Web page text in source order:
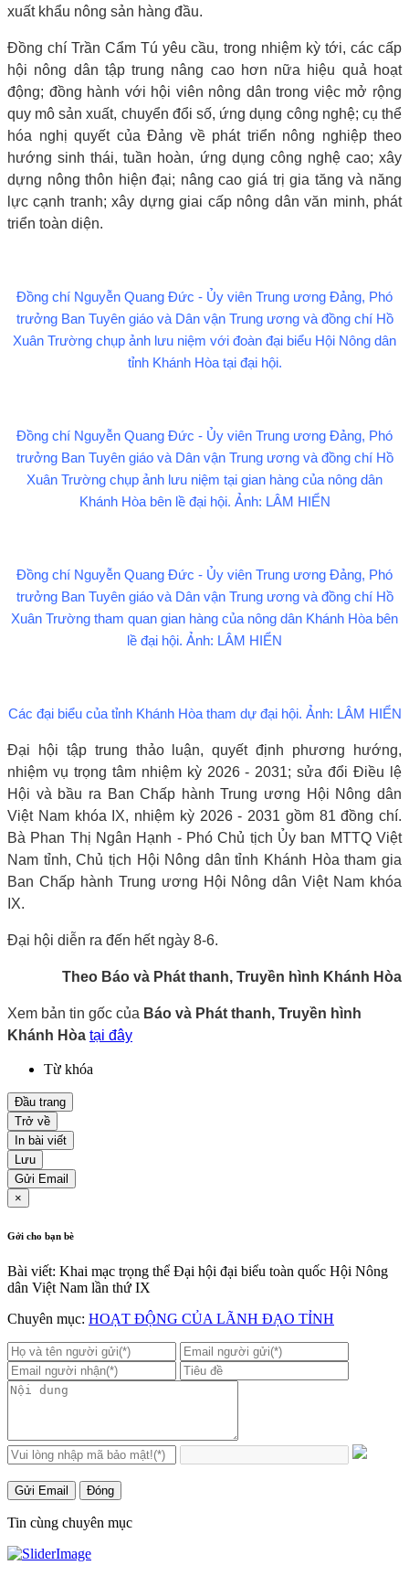
xuất khẩu nông sản hàng đầu.
Đồng chí Trần Cẩm Tú yêu cầu, trong nhiệm kỳ tới, các cấp
hội nông dân tập trung nâng cao hơn nữa hiệu quả hoạt
động; đồng hành với hội viên nông dân trong việc mở rộng
quy mô sản xuất, chuyển đổi số, ứng dụng công nghệ; cụ thể
hóa nghị quyết của Đảng về phát triển nông nghiệp theo
hướng sinh thái, tuần hoàn, ứng dụng công nghệ cao; xây
dựng nông thôn hiện đại; nâng cao giá trị gia tăng và năng
lực cạnh tranh; xây dựng giai cấp nông dân văn minh, phát
triển toàn diện.
Đồng chí Nguyễn Quang Đức - Ủy viên Trung ương Đảng, Phó
trưởng Ban Tuyên giáo và Dân vận Trung ương và đồng chí Hồ
Xuân Trường chụp ảnh lưu niệm với đoàn đại biểu Hội Nông dân
tỉnh Khánh Hòa tại đại hội.
Đồng chí Nguyễn Quang Đức - Ủy viên Trung ương Đảng, Phó
trưởng Ban Tuyên giáo và Dân vận Trung ương và đồng chí Hồ
Xuân Trường chụp ảnh lưu niệm tại gian hàng của nông dân
Khánh Hòa bên lề đại hội. Ảnh: LÂM HIỂN
Đồng chí Nguyễn Quang Đức - Ủy viên Trung ương Đảng, Phó
trưởng Ban Tuyên giáo và Dân vận Trung ương và đồng chí Hồ
Xuân Trường tham quan gian hàng của nông dân Khánh Hòa bên
lề đại hội. Ảnh: LÂM HIỂN
Các đại biểu của tỉnh Khánh Hòa tham dự đại hội. Ảnh: LÂM HIỂN
Đại hội tập trung thảo luận, quyết định phương hướng,
nhiệm vụ trọng tâm nhiệm kỳ 2026 - 2031; sửa đổi Điều lệ
Hội và bầu ra Ban Chấp hành Trung ương Hội Nông dân
Việt Nam khóa IX, nhiệm kỳ 2026 - 2031 gồm 81 đồng chí.
Bà Phan Thị Ngân Hạnh - Phó Chủ tịch Ủy ban MTTQ Việt
Nam tỉnh, Chủ tịch Hội Nông dân tỉnh Khánh Hòa tham gia
Ban Chấp hành Trung ương Hội Nông dân Việt Nam khóa
IX.
Đại hội diễn ra đến hết ngày 8-6.
Theo Báo và Phát thanh, Truyền hình Khánh Hòa
Xem bản tin gốc của Báo và Phát thanh, Truyền hình
Khánh Hòa tại đây
Từ khóa
Đầu trang
Trở về
In bài viết
Lưu
Gửi Email
×
Gởi cho bạn bè
Bài viết: Khai mạc trọng thể Đại hội đại biểu toàn quốc Hội Nông
dân Việt Nam lần thứ IX
Chuyên mục: HOẠT ĐỘNG CỦA LÃNH ĐẠO TỈNH
Gửi Email Đóng
Tin cùng chuyên mục